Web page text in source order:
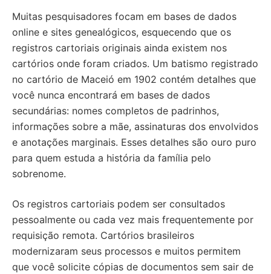
Muitas pesquisadores focam em bases de dados
online e sites genealógicos, esquecendo que os
registros cartoriais originais ainda existem nos
cartórios onde foram criados. Um batismo registrado
no cartório de Maceió em 1902 contém detalhes que
você nunca encontrará em bases de dados
secundárias: nomes completos de padrinhos,
informações sobre a mãe, assinaturas dos envolvidos
e anotações marginais. Esses detalhes são ouro puro
para quem estuda a história da família pelo
sobrenome.
Os registros cartoriais podem ser consultados
pessoalmente ou cada vez mais frequentemente por
requisição remota. Cartórios brasileiros
modernizaram seus processos e muitos permitem
que você solicite cópias de documentos sem sair de